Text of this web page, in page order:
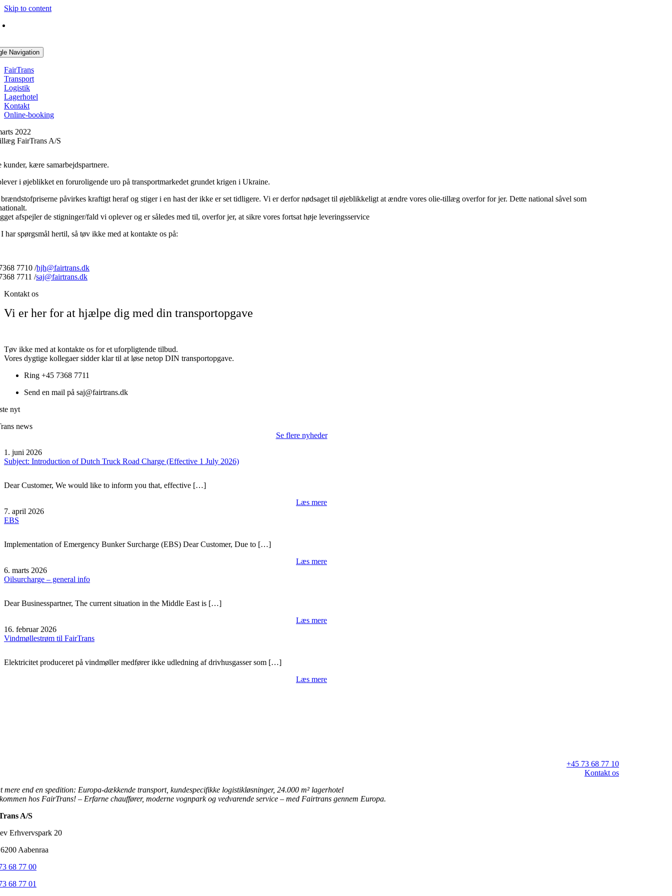
Skip to content
Navigation
FairTrans
Transport
Logistik
Lagerhotel
Kontakt
Online-booking
2022
FairTrans A/S
kære samarbejdspartnere.
i øjeblikket en foruroligende uro på transportmarkedet grundet krigen i Ukraine.
påvirkes kraftigt heraf og stiger i en hast der ikke er set tidligere. Vi er derfor nødsaget til øjeblikkeligt at ændre vores olie-tillæg overfor for jer. Dette national såvel som
afspejler de stigninger/fald vi oplever og er således med til, overfor jer, at sikre vores fortsat høje leveringsservice
har spørgsmål hertil, så tøv ikke med at kontakte os på:
7710 /hjh@fairtrans.dk
7711 /saj@fairtrans.dk
Kontakt os
Vi er her for at hjælpe dig med din transportopgave
Tøv ikke med at kontakte os for et uforpligtende tilbud.
Vores dygtige kollegaer sidder klar til at løse netop DIN transportopgave.
Ring +45 7368 7711
Send en mail på saj@fairtrans.dk
nyt
news
Se flere nyheder
1. juni 2026
Subject: Introduction of Dutch Truck Road Charge (Effective 1 July 2026)
Dear Customer, We would like to inform you that, effective […]
Læs mere
7. april 2026
EBS
Implementation of Emergency Bunker Surcharge (EBS) Dear Customer, Due to […]
Læs mere
6. marts 2026
Oilsurcharge – general info
Dear Businesspartner, The current situation in the Middle East is […]
Læs mere
16. februar 2026
Vindmøllestrøm til FairTrans
Elektricitet produceret på vindmøller medfører ikke udledning af drivhusgasser som […]
Læs mere
+45 73 68 77 10
Kontakt os
mere end en spedition: Europa-dækkende transport, kundespecifikke logistikløsninger, 24.000 m² lagerhotel
hos FairTrans! – Erfarne chauffører, moderne vognpark og vedvarende service – med Fairtrans gennem Europa.
A/S
Erhvervspark 20
Aabenraa
68 77 00
68 77 01